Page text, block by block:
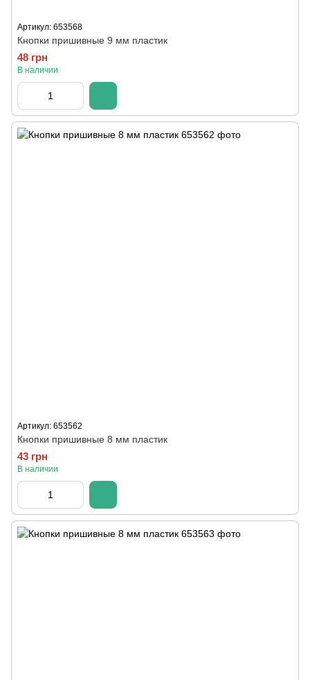
Артикул: 653568
Кнопки пришивные 9 мм пластик
48 грн
В наличии
Артикул: 653562
Кнопки пришивные 8 мм пластик
43 грн
В наличии